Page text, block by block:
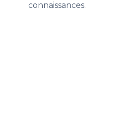
connaissances.